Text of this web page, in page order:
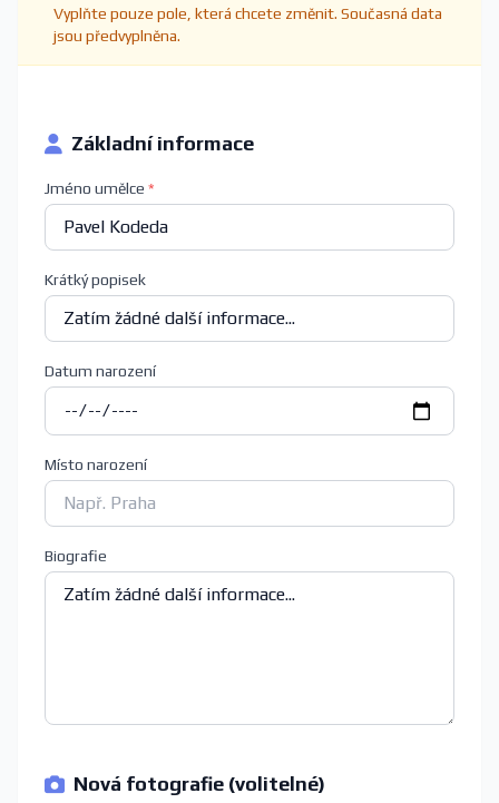
Vyplňte pouze pole, která chcete změnit. Současná data
jsou předvyplněna.
Základní informace
Jméno umělce *
Krátký popisek
Datum narození
Místo narození
Biografie
Nová fotografie (volitelné)